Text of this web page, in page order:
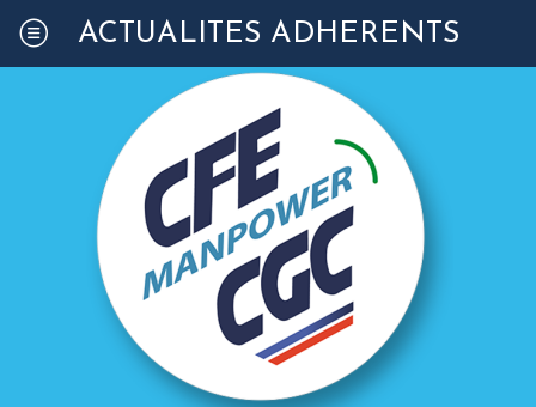
ACTUALITÉS ADHÉRENTS